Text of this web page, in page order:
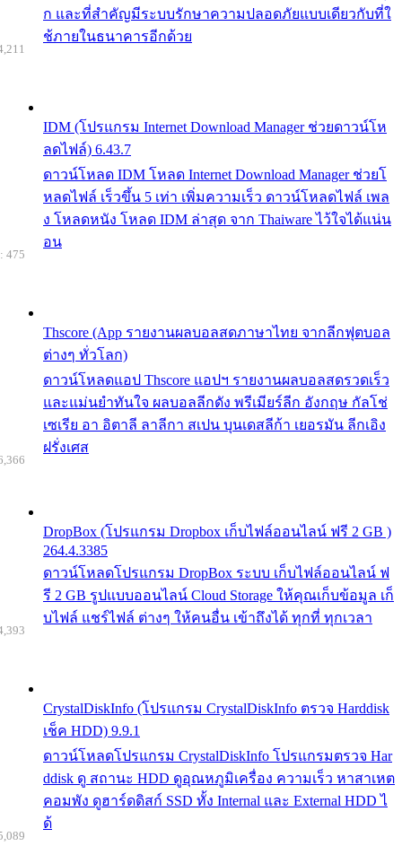
ก และที่สำคัญมีระบบรักษาความปลอดภัยแบบเดียวกับที่ใ
ช้ภายในธนาคารอีกด้วย
IDM (โปรแกรม Internet Download Manager ช่วยดาวน์โห
ลดไฟล์) 6.43.7
ดาวน์โหลด IDM โหลด Internet Download Manager ช่วยโ
หลดไฟล์ เร็วขึ้น 5 เท่า เพิ่มความเร็ว ดาวน์โหลดไฟล์ เพล
ง โหลดหนัง โหลด IDM ล่าสุด จาก Thaiware ไว้ใจได้แน่น
อน
Thscore (App รายงานผลบอลสดภาษาไทย จากลีกฟุตบอล
ต่างๆ ทั่วโลก)
ดาวน์โหลดแอป Thscore แอปฯ รายงานผลบอลสดรวดเร็ว
และแม่นยำทันใจ ผลบอลลีกดัง พรีเมียร์ลีก อังกฤษ กัลโช่
เซเรีย อา อิตาลี ลาลีกา สเปน บุนเดสลีก้า เยอรมัน ลีกเอิง
ฝรั่งเศส
475
DropBox (โปรแกรม Dropbox เก็บไฟล์ออนไลน์ ฟรี 2 GB )
264.4.3385
ดาวน์โหลดโปรแกรม DropBox ระบบ เก็บไฟล์ออนไลน์ ฟ
รี 2 GB รูปแบบออนไลน์ Cloud Storage ให้คุณเก็บข้อมูล เก็
บไฟล์ แชร์ไฟล์ ต่างๆ ให้คนอื่น เข้าถึงได้ ทุกที่ ทุกเวลา
CrystalDiskInfo (โปรแกรม CrystalDiskInfo ตรวจ Harddisk
เช็ค HDD) 9.9.1
ดาวน์โหลดโปรแกรม CrystalDiskInfo โปรแกรมตรวจ Har
ddisk ดู สถานะ HDD ดูอุณหภูมิเครื่อง ความเร็ว หาสาเหต
คอมพัง ดูฮาร์ดดิสก์ SSD ทั้ง Internal และ External HDD ไ
ด้